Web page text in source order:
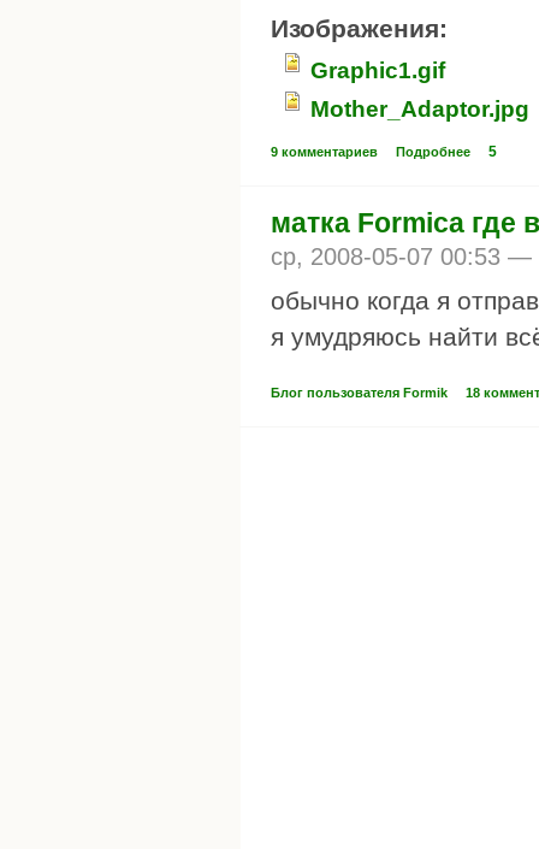
Изображения:
Graphic1.gif
Mother_Adaptor.jpg
9 комментариев Подробнее 5
матка Formica где
ср, 2008-05-07 00:53 —
обычно когда я
я умудряюсь найти
Блог пользователя Formik 18